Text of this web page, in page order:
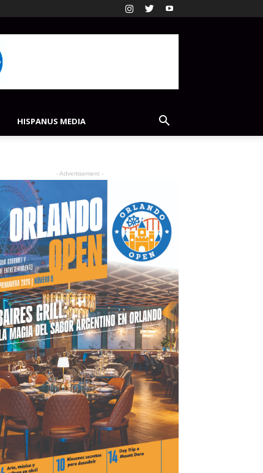
HISPANUS MEDIA
- Advertisement -